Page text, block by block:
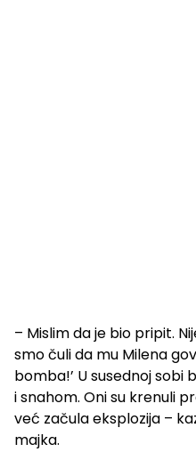
– Mislim da je bio pripit.
smo čuli da mu Milena
bomba!’ U susednoj sobi
i snahom. Oni su krenuli
već začula eksplozija –
majka.